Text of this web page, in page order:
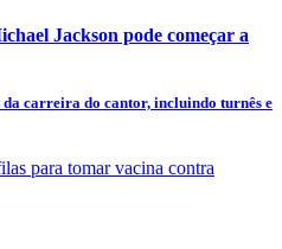
Jackson pode começar a
da carreira do cantor, incluindo turnês e